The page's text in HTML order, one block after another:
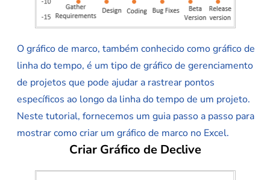
O gráfico de marco, também conhecido como gráfico de
linha do tempo, é um tipo de gráfico de gerenciamento
de projetos que pode ajudar a rastrear pontos
específicos ao longo da linha do tempo de um projeto.
Neste tutorial, fornecemos um guia passo a passo para
mostrar como criar um gráfico de marco no Excel.
Criar Gráfico de Declive